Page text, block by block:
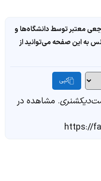
معتبر توسط دانشگاه‌ها و
به این صفحه می‌توانید از
کپی
. مشاهده در
https://